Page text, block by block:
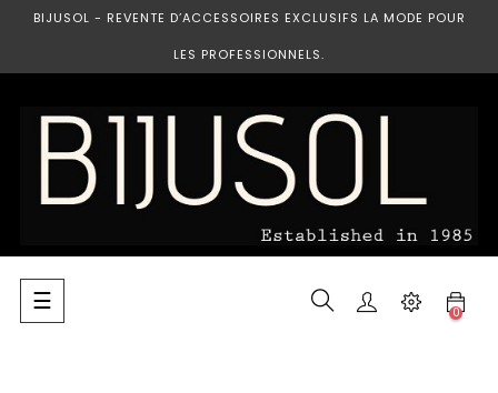
BIJUSOL - REVENTE D’ACCESSOIRES EXCLUSIFS LA MODE POUR
LES PROFESSIONNELS.
Basculer
la
☰ 0